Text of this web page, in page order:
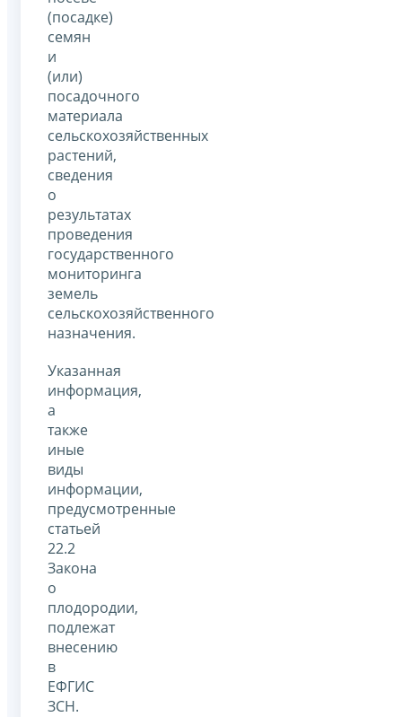
(посадке)
семян
и
(или)
посадочного
материала
сельскохозяйственных
растений,
сведения
о
результатах
проведения
государственного
мониторинга
земель
сельскохозяйственного
назначения.
Указанная
информация,
а
также
иные
виды
информации,
предусмотренные
статьей
22.2
Закона
о
плодородии,
подлежат
внесению
в
ЕФГИС
ЗСН.